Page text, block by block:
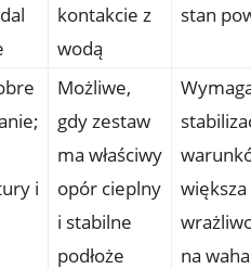
kontakcie z
wodą
stan
i
Możliwe,
gdy zestaw
ma właściwy
opór cieplny
i stabilne
podłoże
większa
na